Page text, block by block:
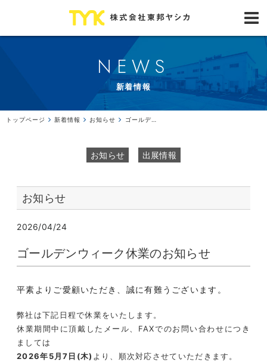
NEWS
新着情報
トップページ 新着情報 お知らせ ゴールデンウィーク休業のお知らせ
お知らせ 出展情報
お知らせ
2026/04/24
ゴールデンウィーク休業のお知らせ
平素よりご愛顧いただき、誠に有難うございます。
弊社は下記日程で休業をいたします。
休業期間中に頂戴したメール、FAXでのお問い合わせにつき
ましては
2026年5月7日(木) より、順次対応させていただきます。